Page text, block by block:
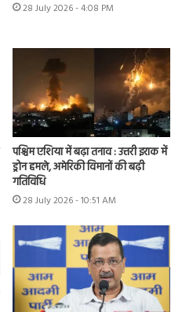
28 July 2026 - 4:08 PM
पश्चिम एशिया में बढ़ा तनाव : उत्तरी इराक में
ड्रोन हमले, अमेरिकी विमानों की बढ़ी
गतिविधि
28 July 2026 - 10:51 AM